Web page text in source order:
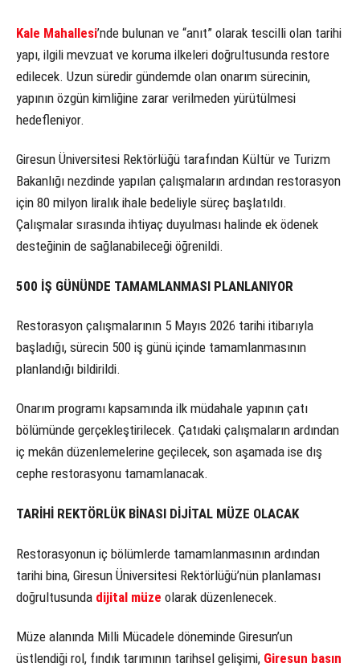
Kale Mahallesi’nde bulunan ve “anıt” olarak tescilli olan tarihi
yapı, ilgili mevzuat ve koruma ilkeleri doğrultusunda restore
edilecek. Uzun süredir gündemde olan onarım sürecinin,
yapının özgün kimliğine zarar verilmeden yürütülmesi
hedefleniyor.
Giresun Üniversitesi Rektörlüğü tarafından Kültür ve Turizm
Bakanlığı nezdinde yapılan çalışmaların ardından restorasyon
için 80 milyon liralık ihale bedeliyle süreç başlatıldı.
Çalışmalar sırasında ihtiyaç duyulması halinde ek ödenek
desteğinin de sağlanabileceği öğrenildi.
500 İŞ GÜNÜNDE TAMAMLANMASI PLANLANIYOR
Restorasyon çalışmalarının 5 Mayıs 2026 tarihi itibarıyla
başladığı, sürecin 500 iş günü içinde tamamlanmasının
planlandığı bildirildi.
Onarım programı kapsamında ilk müdahale yapının çatı
bölümünde gerçekleştirilecek. Çatıdaki çalışmaların ardından
iç mekân düzenlemelerine geçilecek, son aşamada ise dış
cephe restorasyonu tamamlanacak.
TARİHİ REKTÖRLÜK BİNASI DİJİTAL MÜZE OLACAK
Restorasyonun iç bölümlerde tamamlanmasının ardından
tarihi bina, Giresun Üniversitesi Rektörlüğü’nün planlaması
doğrultusunda dijital müze olarak düzenlenecek.
Müze alanında Milli Mücadele döneminde Giresun’un
üstlendiği rol, fındık tarımının tarihsel gelişimi, Giresun basın